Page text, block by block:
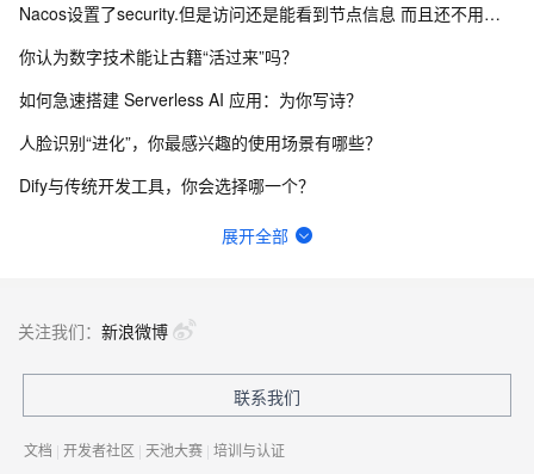
Nacos设置了security.但是访问还是能看到节点信息 而且还不用验证身份怎么办？
你认为数字技术能让古籍“活过来”吗？
如何急速搭建 Serverless AI 应用：为你写诗？
人脸识别“进化”，你最感兴趣的使用场景有哪些？
Dify与传统开发工具，你会选择哪一个？
函数计算fc的sd的图库浏览器真的装不上去，不显示，怎么回事？
请问主域名备案了，子域名还要备案吗？
展开全部
关注我们： 新浪微博
联系我们
文档 | 开发者社区 | 天池大赛 | 培训与认证